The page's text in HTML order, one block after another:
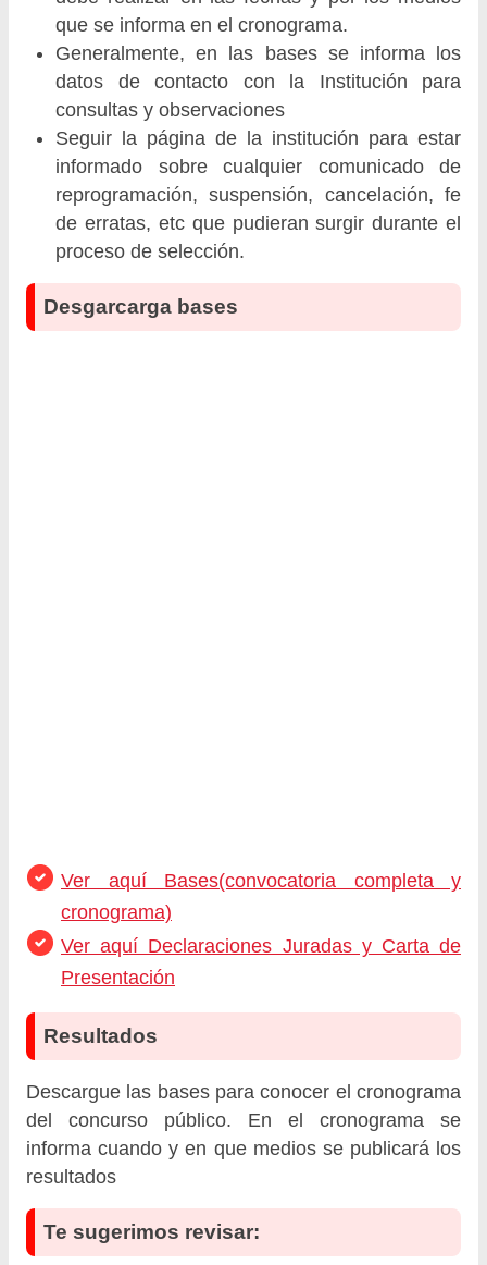
que se informa en el cronograma.
Generalmente, en las bases se informa los
datos de contacto con la Institución para
consultas y observaciones
Seguir la página de la institución para estar
informado sobre cualquier comunicado de
reprogramación, suspensión, cancelación, fe
de erratas, etc que pudieran surgir durante el
proceso de selección.
Desgarcarga bases
Ver aquí Bases(convocatoria completa y
cronograma)
Ver aquí Declaraciones Juradas y Carta de
Presentación
Resultados
Descargue las bases para conocer el cronograma
del concurso público. En el cronograma se
informa cuando y en que medios se publicará los
resultados
Te sugerimos revisar: